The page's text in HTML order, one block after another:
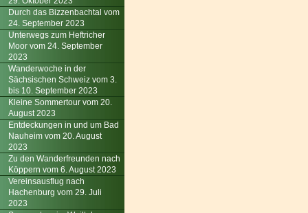
Durch das Bizzenbachtal vom
24. September 2023
Unterwegs zum Heftricher
Moor vom 24. September
2023
Wanderwoche in der
Sächsischen Schweiz vom 3.
bis 10. September 2023
Kleine Sommertour vom 20.
August 2023
Entdeckungen in und um Bad
Nauheim vom 20. August
2023
Zu den Wanderfreunden nach
Köppern vom 6. August 2023
Vereinsausflug nach
Hachenburg vom 29. Juli
2023